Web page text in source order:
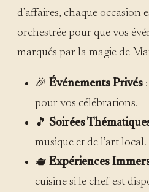
d’affaires, chaque occasion
orchestrée pour que vos
marqués par la magie de
🎉 Événements Privés:
pour vos célébrations.
🎵 Soirées
musique et de l’art local.
🫖 Expériences
cuisine si le chef est